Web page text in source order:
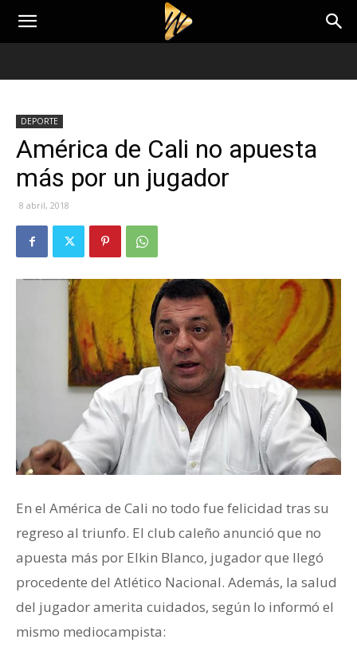
DEPORTE
América de Cali no apuesta
más por un jugador
8 abril, 2018
En el América de Cali no todo fue felicidad tras su
regreso al triunfo. El club caleño anunció que no
apuesta más por Elkin Blanco, jugador que llegó
procedente del Atlético Nacional. Además, la salud
del jugador amerita cuidados, según lo informó el
mismo mediocampista: